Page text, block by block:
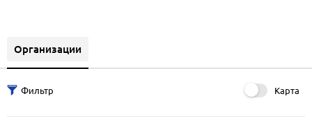
Организации
Карта